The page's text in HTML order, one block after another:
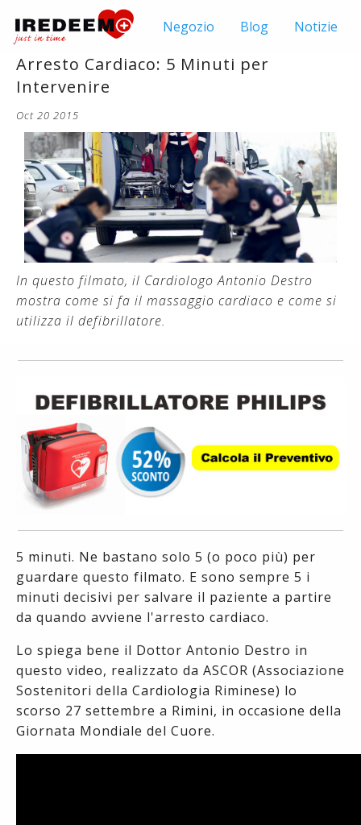
Negozio Blog Notizie
Arresto Cardiaco: 5 Minuti per
Intervenire
Oct 20 2015
In questo filmato, il Cardiologo Antonio Destro
mostra come si fa il massaggio cardiaco e come si
utilizza il defibrillatore.
5 minuti. Ne bastano solo 5 (o poco più) per
guardare questo filmato. E sono sempre 5 i
minuti decisivi per salvare il paziente a partire
da quando avviene l'arresto cardiaco.
Lo spiega bene il Dottor Antonio Destro in
questo video, realizzato da ASCOR (Associazione
Sostenitori della Cardiologia Riminese) lo
scorso 27 settembre a Rimini, in occasione della
Giornata Mondiale del Cuore.